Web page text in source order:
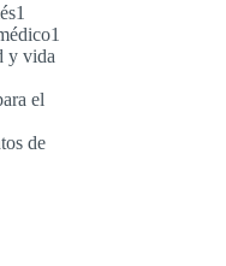
1
producto
1
y vida
el
de